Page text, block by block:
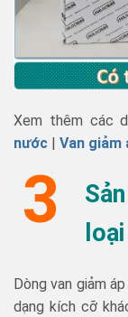
Xem thêm các
nước | Van giảm
3
Dòng van giảm
dạng kích cỡ